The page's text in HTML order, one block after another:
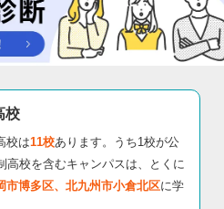
校
校は11校あります。うち1校が公
高校を含むキャンパスは、とくに
市博多区、北九州市小倉北区に学